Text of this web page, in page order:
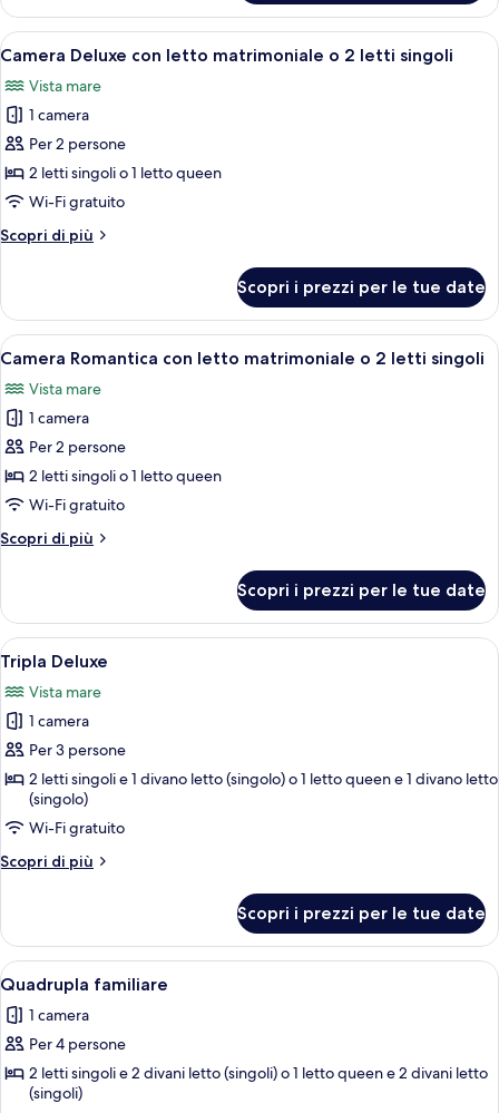
2
letti
Superior
con
letto
o
2
letti
singoli
Apri
tutte
le
foto
per
Camera
Deluxe
letto
2
letti
Camera d'albergo con un letto
1
Camera Deluxe con letto matrimoniale o 2 letti singoli
Vista mare
1 camera
Per 2 persone
2 letti singoli o 1 letto queen
Wi-Fi gratuito
Scopri di più
Altri
Deluxe
con
letto
o
2
letti
singoli
Scopri i prezzi per le tue date
Apri
tutte
le
foto
per
Camera
Romantica
letto
2
letti
singoli
Una camera d'albergo con un letto,
1
Camera Romantica con letto matrimoniale o 2 letti singoli
Vista mare
1 camera
Per 2 persone
2 letti singoli o 1 letto queen
Wi-Fi gratuito
Scopri di più
Altri
Romantica
con
letto
matrimoniale
o
2
letti
singoli
Scopri i prezzi per le tue date
Apri
tutte
le
foto
per
Tripla
Deluxe
Una camera d'albergo con un letto,
1
Tripla Deluxe
Vista mare
1 camera
Per 3 persone
2 letti singoli e 1 divano letto (singolo) o 1 letto queen e 1 divano letto
(singolo)
Wi-Fi gratuito
Scopri di più
Altri
Deluxe
Scopri i prezzi per le tue date
Apri
tutte
le
foto
per
Quadrupla
Camera d'albergo con un letto
1
Quadrupla familiare
1 camera
Per 4 persone
2 letti singoli e 2 divani letto (singoli) o 1 letto queen e 2 divani letto
(singoli)